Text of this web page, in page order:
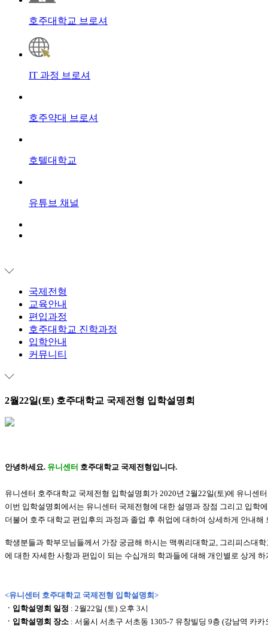
호주대학교 브로셔
IT 과정 브로셔
호주약대 브로셔
호텔대학교
유튜브 채널
국제전형
교육안내
편입과정
호주대학교 진학과정
입학안내
커뮤니티
2월22일(토) 호주대학교 국제전형 입학설명회
안녕하세요. 유니센터 호주대학교 국제전형입니다.
유니센터 호주대학교 국제전형 입학설명회가 2020년 2월22일(토)에 유니센
이번 입학설명회에서는 유니센터 국제전형에 대한 설명과 장점 그리고 입학
더불어 호주 대학교 편입후의 과정과 졸업 후 취업에 대하여 상세하게 안내해
학생분들과 학부모님들께서 가장 궁금해 하시는 맥쿼리대학교, 그리피스대
에 대한 자세한 사항과 편입이 되는 수십개의 학과들에 대해 개인별로 상게
<유니센터 호주대학교 국제전형 입학설명회>
ㆍ입학설명회 일정 : 2월22일 (토) 오후 3시
ㆍ입학설명회 장소 : 서울시 서초구 서초동 1305-7 유창빌딩 9층 (강남역 카